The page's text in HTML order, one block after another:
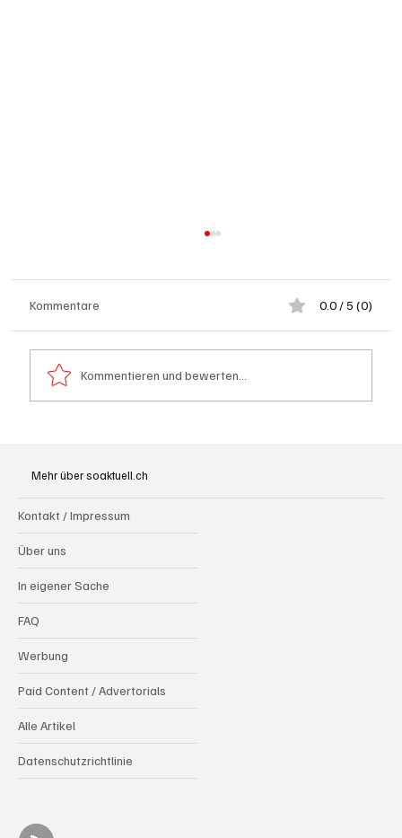
Kommentare 0.0 / 5 (0)
Kommentieren und bewerten...
Mehr über soaktuell.ch
Kontakt / Impressum
Über uns
In eigener Sache
FAQ
Werbung
Paid Content / Advertorials
Alle Artikel
Datenschutzrichtlinie